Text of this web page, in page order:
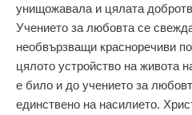
унищожавала и цялата
Учението за любовта се
необвързващи красноречиви
цялото устройство на живота
е било и до учението за
единствено на насилието.